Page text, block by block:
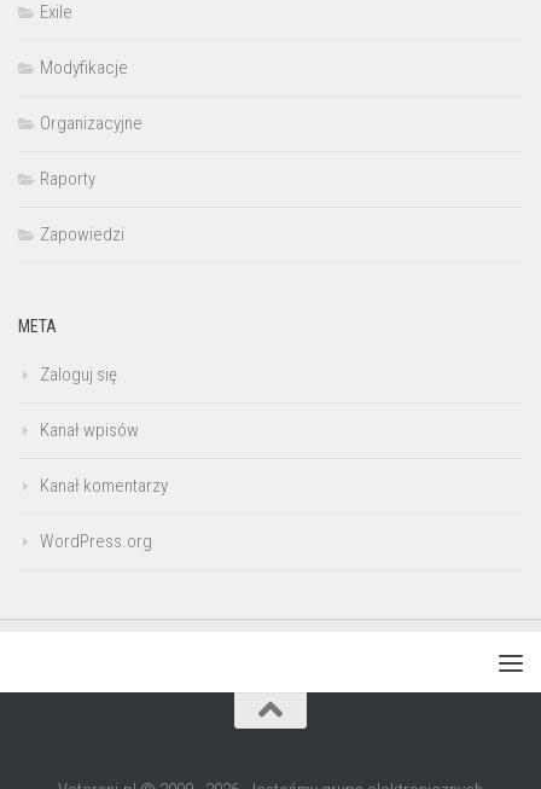
Exile
Modyfikacje
Organizacyjne
Raporty
Zapowiedzi
META
Zaloguj się
Kanał wpisów
Kanał komentarzy
WordPress.org